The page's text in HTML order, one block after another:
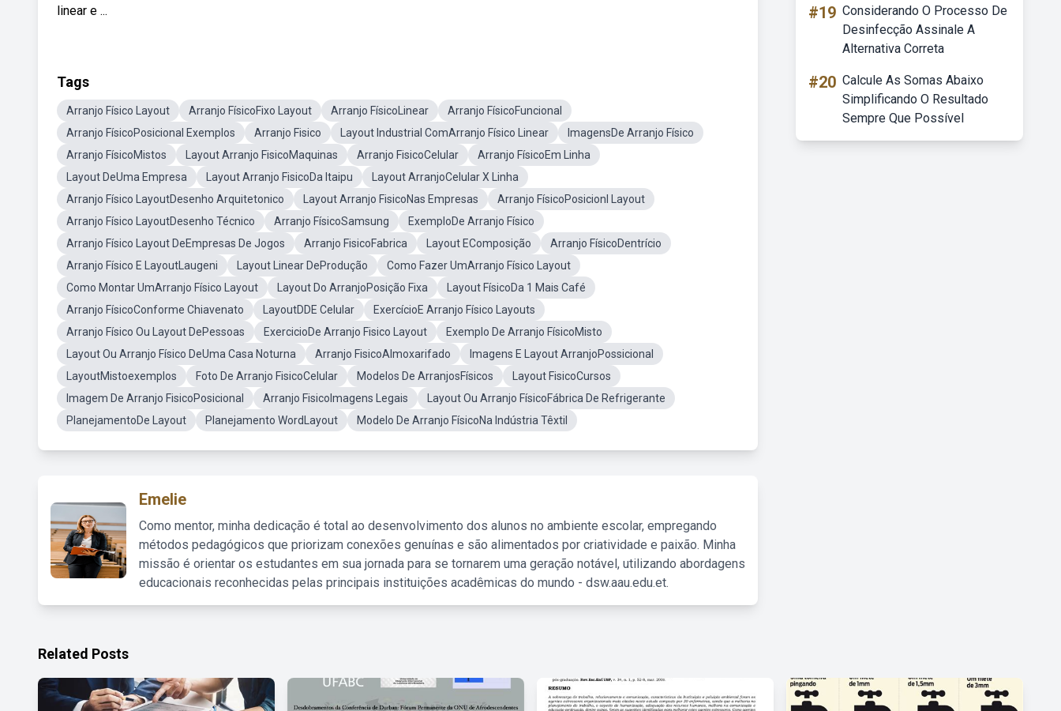
linear e ...
Tags
Arranjo Físico Layout Arranjo FísicoFixo Layout Arranjo FísicoLinear
Arranjo FísicoFuncional
Arranjo FísicoPosicional Exemplos
Arranjo Fisico Layout Industrial ComArranjo Físico Linear
ImagensDe Arranjo Físico
Arranjo FísicoMistos
Layout Arranjo FisicoMaquinas Arranjo FisicoCelular
Arranjo FísicoEm Linha
Layout DeUma Empresa
Layout Arranjo FisicoDa Itaipu
Layout ArranjoCelular X Linha
Arranjo Físico LayoutDesenho Arquitetonico
Layout Arranjo FisicoNas Empresas
Arranjo FísicoPosicionl Layout
Arranjo Físico LayoutDesenho Técnico
Arranjo FísicoSamsung
ExemploDe Arranjo Físico
Arranjo Físico Layout DeEmpresas De Jogos
Arranjo FisicoFabrica Layout EComposição
Arranjo FísicoDentrício
Arranjo Físico E LayoutLaugeni
Layout Linear DeProdução
Como Fazer UmArranjo Físico Layout
Como Montar UmArranjo Físico Layout
Layout Do ArranjoPosição Fixa
Layout FísicoDa 1 Mais Café
Arranjo FísicoConforme Chiavenato
LayoutDDE Celular
ExercícioE Arranjo Físico Layouts
Arranjo Físico Ou Layout DePessoas
ExercicioDe Arranjo Fisico Layout
Exemplo De Arranjo FísicoMisto
Layout Ou Arranjo Físico DeUma Casa Noturna
Arranjo FisicoAlmoxarifado
Imagens E Layout ArranjoPossicional
LayoutMistoexemplos
Foto De Arranjo FisicoCelular Modelos De ArranjosFísicos
Layout FisicoCursos
Imagem De Arranjo FisicoPosicional
Arranjo FisicoImagens Legais
Layout Ou Arranjo FísicoFábrica De Refrigerante
PlanejamentoDe Layout
Planejamento WordLayout Modelo De Arranjo FísicoNa Indústria Têxtil
Emelie
Como mentor, minha dedicação é total ao desenvolvimento dos alunos no ambiente escolar, empregando
métodos pedagógicos que priorizam conexões genuínas e são alimentados por criatividade e paixão. Minha
missão é orientar os estudantes em sua jornada para se tornarem uma geração notável, utilizando abordagens
educacionais reconhecidas pelas principais instituições acadêmicas do mundo - dsw.aau.edu.et.
#19 Considerando O Processo De
Desinfecção Assinale A
Alternativa Correta
#20 Calcule As Somas Abaixo
Simplificando O Resultado
Sempre Que Possível
Related Posts